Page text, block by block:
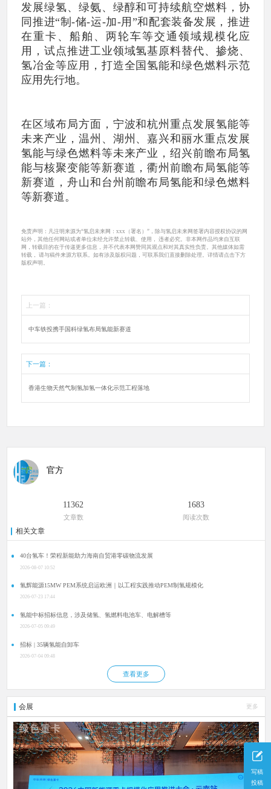
写稿
投稿
发展绿氢、绿氨、绿醇和可持续航空燃料，协
同推进“制-储-运-加-用”和配套装备发展，推进
在重卡、船舶、两轮车等交通领域规模化应
用，试点推进工业领域氢基原料替代、掺烧、
氢冶金等应用，打造全国氢能和绿色燃料示范
应用先行地。
在区域布局方面，宁波和杭州重点发展氢能等
未来产业，温州、湖州、嘉兴和丽水重点发展
氢能与绿色燃料等未来产业，绍兴前瞻布局氢
能与核聚变能等新赛道，衢州前瞻布局氢能等
新赛道，舟山和台州前瞻布局氢能和绿色燃料
等新赛道。
免责声明：凡注明来源为“氢启未来网：xxx（署名）”，除与氢启未来网签署内容授权协议的网
站外，其他任何网站或者单位未经允许禁止转载、使用， 违者必究。非本网作品均来自互联
网，转载目的在于传递更多信息，并不代表本网赞同其观点和对其真实性负责。其他媒体如需
转载， 请与稿件来源方联系。如有涉及版权问题，可联系我们直接删除处理。详情请点击下方
版权声明。
上一篇：
中车铁投携手国科绿氢布局氢能新赛道
下一篇：
香港生物天然气制氢加氢一体化示范工程落地
官方
11362
文章数
1683
阅读次数
相关文章
40台氢车！荣程新能助力海南自贸港零碳物流发展
2026-08-07 10:52
氢辉能源15MW PEM系统启运欧洲｜以工程实践推动PEM制氢规模化
2026-07-23 17:44
氢能中标招标信息，涉及储氢、氢燃料电池车、电解槽等
2026-07-05 09:49
招标 | 35辆氢能自卸车
2026-07-04 09:48
查看更多
会展 更多